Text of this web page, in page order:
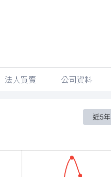
法人買賣 公司資料
近5年